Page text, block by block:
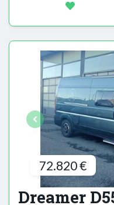
72.820 €
Dreamer